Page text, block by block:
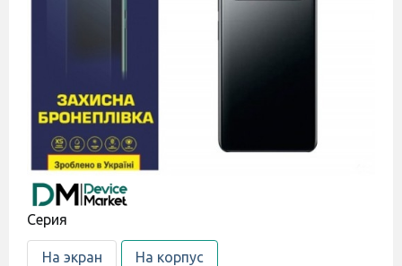
Cерия
На экран На корпус